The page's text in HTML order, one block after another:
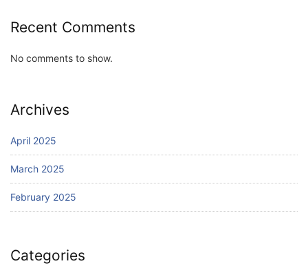
Recent Comments
No comments to show.
Archives
April 2025
March 2025
February 2025
Categories